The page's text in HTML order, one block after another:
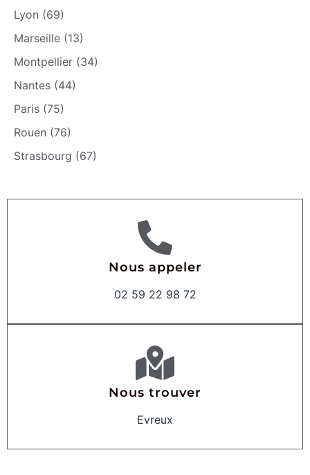
Lyon (69)
Marseille (13)
Montpellier (34)
Nantes (44)
Paris (75)
Rouen (76)
Strasbourg (67)
Nous appeler
02 59 22 98 72
Nous trouver
Evreux